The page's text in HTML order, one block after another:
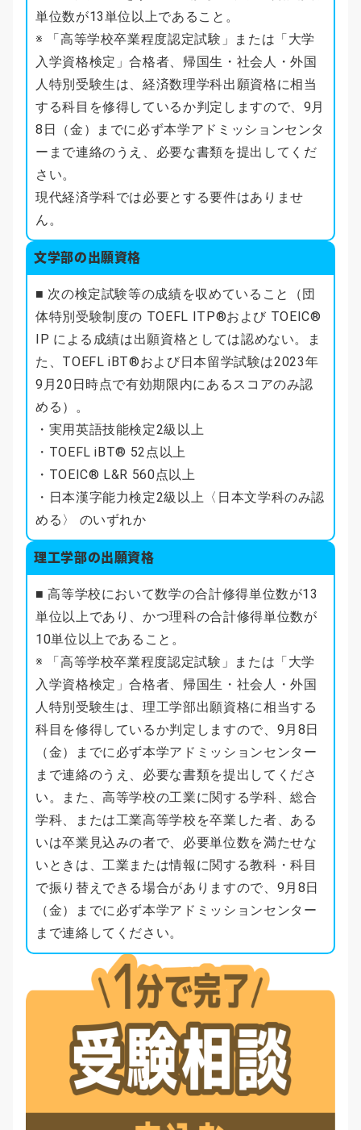
単位数が13単位以上であること。
※ 「高等学校卒業程度認定試験」または「大学
入学資格検定」合格者、帰国生・社会人・外国
人特別受験生は、経済数理学科出願資格に相当
する科目を修得しているか判定しますので、9月
8日（金）までに必ず本学アドミッションセンタ
ーまで連絡のうえ、必要な書類を提出してくだ
さい。
現代経済学科では必要とする要件はありませ
ん。
文学部の出願資格
■ 次の検定試験等の成績を収めていること（団
体特別受験制度の TOEFL ITP®および TOEIC®
IP による成績は出願資格としては認めない。ま
た、TOEFL iBT®および日本留学試験は2023年
9月20日時点で有効期限内にあるスコアのみ認
める）。
・実用英語技能検定2級以上
・TOEFL iBT® 52点以上
・TOEIC® L&R 560点以上
・日本漢字能力検定2級以上〈日本文学科のみ認
める〉 のいずれか
理工学部の出願資格
■ 高等学校において数学の合計修得単位数が13
単位以上であり、かつ理科の合計修得単位数が
10単位以上であること。
※ 「高等学校卒業程度認定試験」または「大学
入学資格検定」合格者、帰国生・社会人・外国
人特別受験生は、理工学部出願資格に相当する
科目を修得しているか判定しますので、9月8日
（金）までに必ず本学アドミッションセンター
まで連絡のうえ、必要な書類を提出してくださ
い。また、高等学校の工業に関する学科、総合
学科、または工業高等学校を卒業した者、ある
いは卒業見込みの者で、必要単位数を満たせな
いときは、工業または情報に関する教科・科目
で振り替えできる場合がありますので、9月8日
（金）までに必ず本学アドミッションセンター
まで連絡してください。